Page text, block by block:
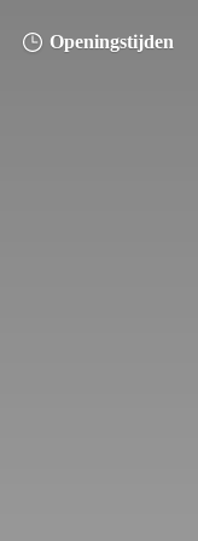
Openingstijden